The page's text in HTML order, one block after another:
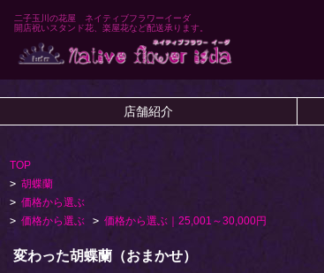
二子玉川の花屋 ネイティブフラワーイーダ
開店祝いスタンド花、楽屋花など配送承ります。
店舗紹介
TOP
> 胡蝶蘭
> 価格から選ぶ
> 価格から選ぶ > 価格から選ぶ｜25,001～30,000円
変わった胡蝶蘭（おまかせ）